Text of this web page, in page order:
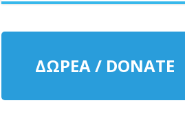
ΔΩΡΕΑ / DONATE